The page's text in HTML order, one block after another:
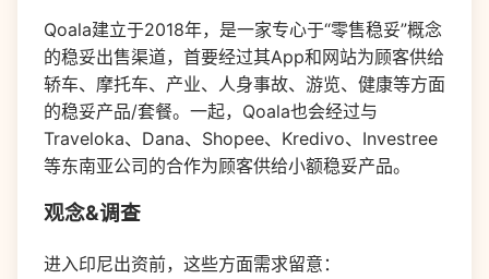
Qoala建立于2018年，是一家专心于“零售稳妥”概念
的稳妥出售渠道，首要经过其App和网站为顾客供给
轿车、摩托车、产业、人身事故、游览、健康等方面
的稳妥产品/套餐。一起，Qoala也会经过与
Traveloka、Dana、Shopee、Kredivo、Investree
等东南亚公司的合作为顾客供给小额稳妥产品。
观念&调查
进入印尼出资前，这些方面需求留意：